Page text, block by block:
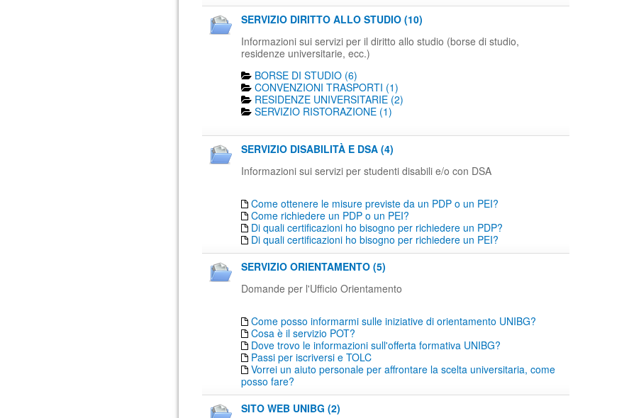
SERVIZIO DIRITTO ALLO STUDIO (10)
Informazioni sui servizi per il diritto allo studio (borse di studio,
residenze universitarie, ecc.)
BORSE DI STUDIO (6)
CONVENZIONI TRASPORTI (1)
RESIDENZE UNIVERSITARIE (2)
SERVIZIO RISTORAZIONE (1)
SERVIZIO DISABILITÀ E DSA (4)
Informazioni sui servizi per studenti disabili e/o con DSA
Come ottenere le misure previste da un PDP o un PEI?
Come richiedere un PDP o un PEI?
Di quali certificazioni ho bisogno per richiedere un PDP?
Di quali certificazioni ho bisogno per richiedere un PEI?
SERVIZIO ORIENTAMENTO (5)
Domande per l'Ufficio Orientamento
Come posso informarmi sulle iniziative di orientamento UNIBG?
Cosa è il servizio POT?
Dove trovo le informazioni sull'offerta formativa UNIBG?
Passi per iscriversi e TOLC
Vorrei un aiuto personale per affrontare la scelta universitaria, come
posso fare?
SITO WEB UNIBG (2)